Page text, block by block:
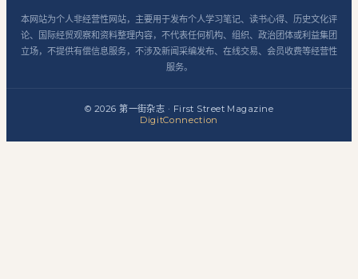
本网站为个人非经营性网站，主要用于发布个人学习笔记、读书心得、历史文化评
论、国际经贸观察和资料整理内容，不代表任何机构、组织、政治团体或利益集团
立场，不提供有偿信息服务，不涉及新闻采编发布、在线交易、会员收费等经营性
服务。
© 2026 第一街杂志 · First Street Magazine
DigitConnection